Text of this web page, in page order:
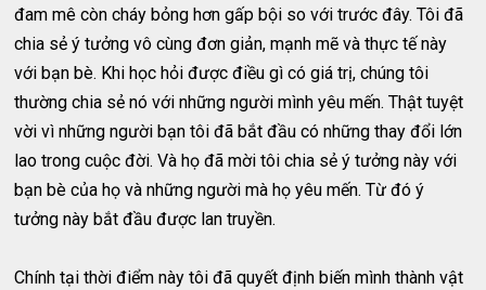
đam mê còn cháy bỏng hơn gấp bội so với trước đây. Tôi đã
chia sẻ ý tưởng vô cùng đơn giản, mạnh mẽ và thực tế này
với bạn bè. Khi học hỏi được điều gì có giá trị, chúng tôi
thường chia sẻ nó với những người mình yêu mến. Thật tuyệt
vời vì những người bạn tôi đã bắt đầu có những thay đổi lớn
lao trong cuộc đời. Và họ đã mời tôi chia sẻ ý tưởng này với
bạn bè của họ và những người mà họ yêu mến. Từ đó ý
tưởng này bắt đầu được lan truyền.
Chính tại thời điểm này tôi đã quyết định biến mình thành vật